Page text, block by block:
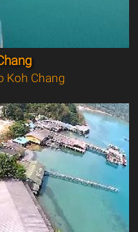
Koh Chang